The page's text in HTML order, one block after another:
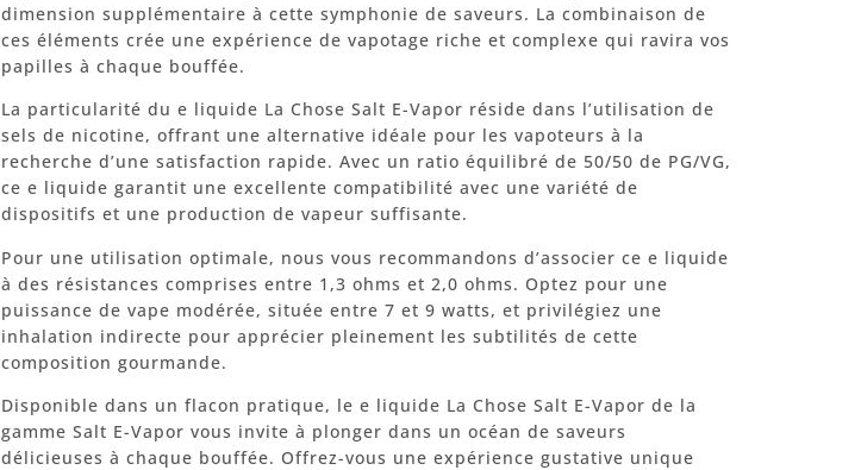
dimension supplémentaire à cette symphonie de saveurs. La combinaison de
ces éléments crée une expérience de vapotage riche et complexe qui ravira vos
papilles à chaque bouffée.
La particularité du e liquide La Chose Salt E-Vapor réside dans l’utilisation de
sels de nicotine, offrant une alternative idéale pour les vapoteurs à la
recherche d’une satisfaction rapide. Avec un ratio équilibré de 50/50 de PG/VG,
ce e liquide garantit une excellente compatibilité avec une variété de
dispositifs et une production de vapeur suffisante.
Pour une utilisation optimale, nous vous recommandons d’associer ce e liquide
à des résistances comprises entre 1,3 ohms et 2,0 ohms. Optez pour une
puissance de vape modérée, située entre 7 et 9 watts, et privilégiez une
inhalation indirecte pour apprécier pleinement les subtilités de cette
composition gourmande.
Disponible dans un flacon pratique, le e liquide La Chose Salt E-Vapor de la
gamme Salt E-Vapor vous invite à plonger dans un océan de saveurs
délicieuses à chaque bouffée. Offrez-vous une expérience gustative unique